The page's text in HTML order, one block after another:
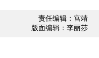
责任编辑：宫靖
版面编辑：李丽莎